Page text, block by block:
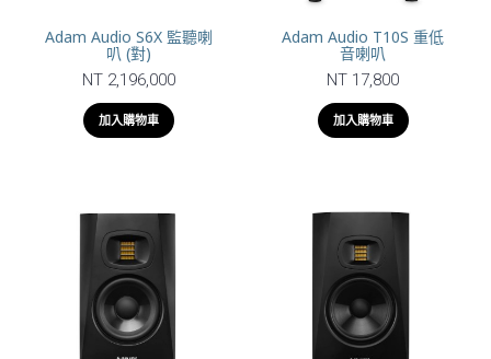
Adam Audio S6X 監聽喇
叭 (對)
NT 2,196,000
加入購物車
Adam Audio T10S 重低
音喇叭
NT 17,800
加入購物車